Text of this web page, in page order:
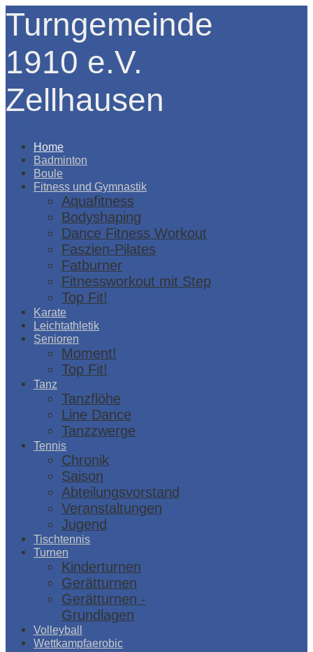
Turngemeinde
1910 e.V.
Zellhausen
Home
Badminton
Boule
Fitness und Gymnastik
Aquafitness
Bodyshaping
Dance Fitness Workout
Faszien-Pilates
Fatburner
Fitnessworkout mit Step
Top Fit!
Karate
Leichtathletik
Senioren
Moment!
Top Fit!
Tanz
Tanzflöhe
Line Dance
Tanzzwerge
Tennis
Chronik
Saison
Abteilungsvorstand
Veranstaltungen
Jugend
Tischtennis
Turnen
Kinderturnen
Gerätturnen
Gerätturnen -
Grundlagen
Volleyball
Wettkampfaerobic